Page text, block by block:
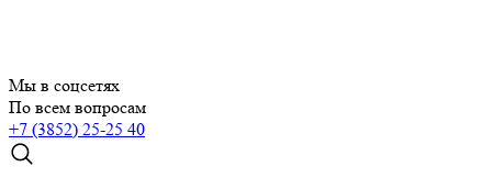
Мы в соцсетях
По всем вопросам
+7 (3852) 25-25 40